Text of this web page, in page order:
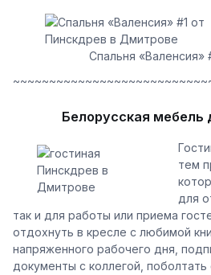
Спальня «Валенсия»
Белорусская мебель
тем
для
так и для работы или приема
отдохнуть в кресле с любимой
напряженного рабочего дня,
документы с коллегой,